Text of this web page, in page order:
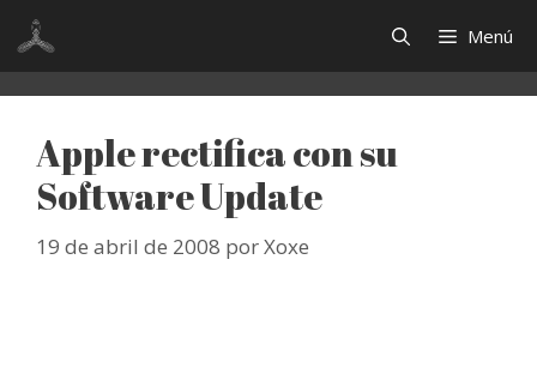
Saltar
contenido
Menú
Apple rectifica con su
Software Update
19 de abril de 2008 porXoxe